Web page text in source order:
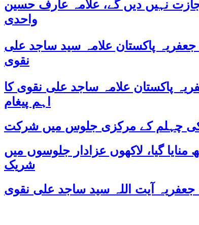
نہیں دیں گے، علامہ عارف حسین
واحدی
پاکستان علامہ سید ساجد علی
نقوی
برسی پر قائد ملت جعفریہ پاکستان علامہ ساجد علی نقوی کا
اہم پیغام
کی چہلم کے مرکزی جلوس میں شرکت
و جذبے کے ساتھ منایا گیا، لاکھوں عزادار جلوسوں میں
شریک